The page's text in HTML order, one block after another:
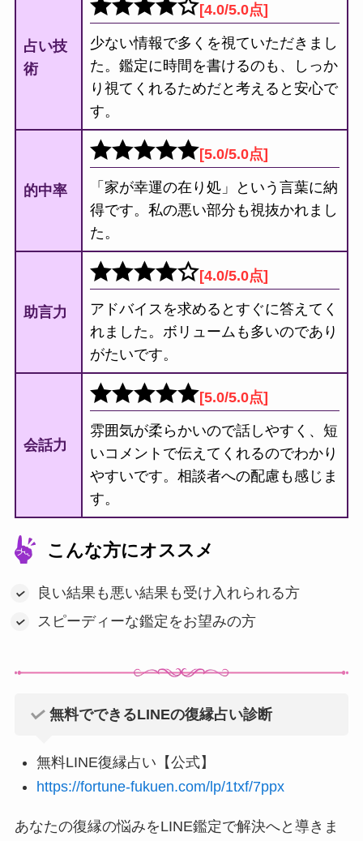
占い技
術
[4.0/5.0点]
少ない情報で多くを視ていただきまし
た。鑑定に時間を書けるのも、しっか
り視てくれるためだと考えると安心で
す。
的中率
[5.0/5.0点]
「家が幸運の在り処」という言葉に納
得です。私の悪い部分も視抜かれまし
た。
助言力
[4.0/5.0点]
アドバイスを求めるとすぐに答えてく
れました。ボリュームも多いのであり
がたいです。
会話力
[5.0/5.0点]
雰囲気が柔らかいので話しやすく、短
いコメントで伝えてくれるのでわかり
やすいです。相談者への配慮も感じま
す。
こんな方にオススメ
良い結果も悪い結果も受け入れられる方
スピーディーな鑑定をお望みの方
無料でできるLINEの復縁占い診断
無料LINE復縁占い【公式】
https://fortune-fukuen.com/lp/1txf/7ppx
あなたの復縁の悩みをLINE鑑定で解決へと導きま